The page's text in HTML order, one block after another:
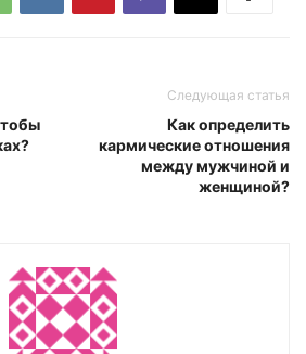
Следующая статья
Как определить
кармические отношения
между мужчиной и
женщиной?